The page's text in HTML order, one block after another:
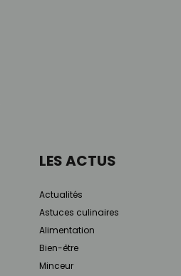
LES ACTUS
Actualités
Astuces culinaires
Alimentation
Bien-être
Minceur